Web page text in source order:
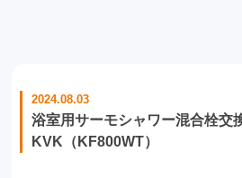
2024.08.03
浴室用サーモシャワー混合栓交
KVK（KF800WT）